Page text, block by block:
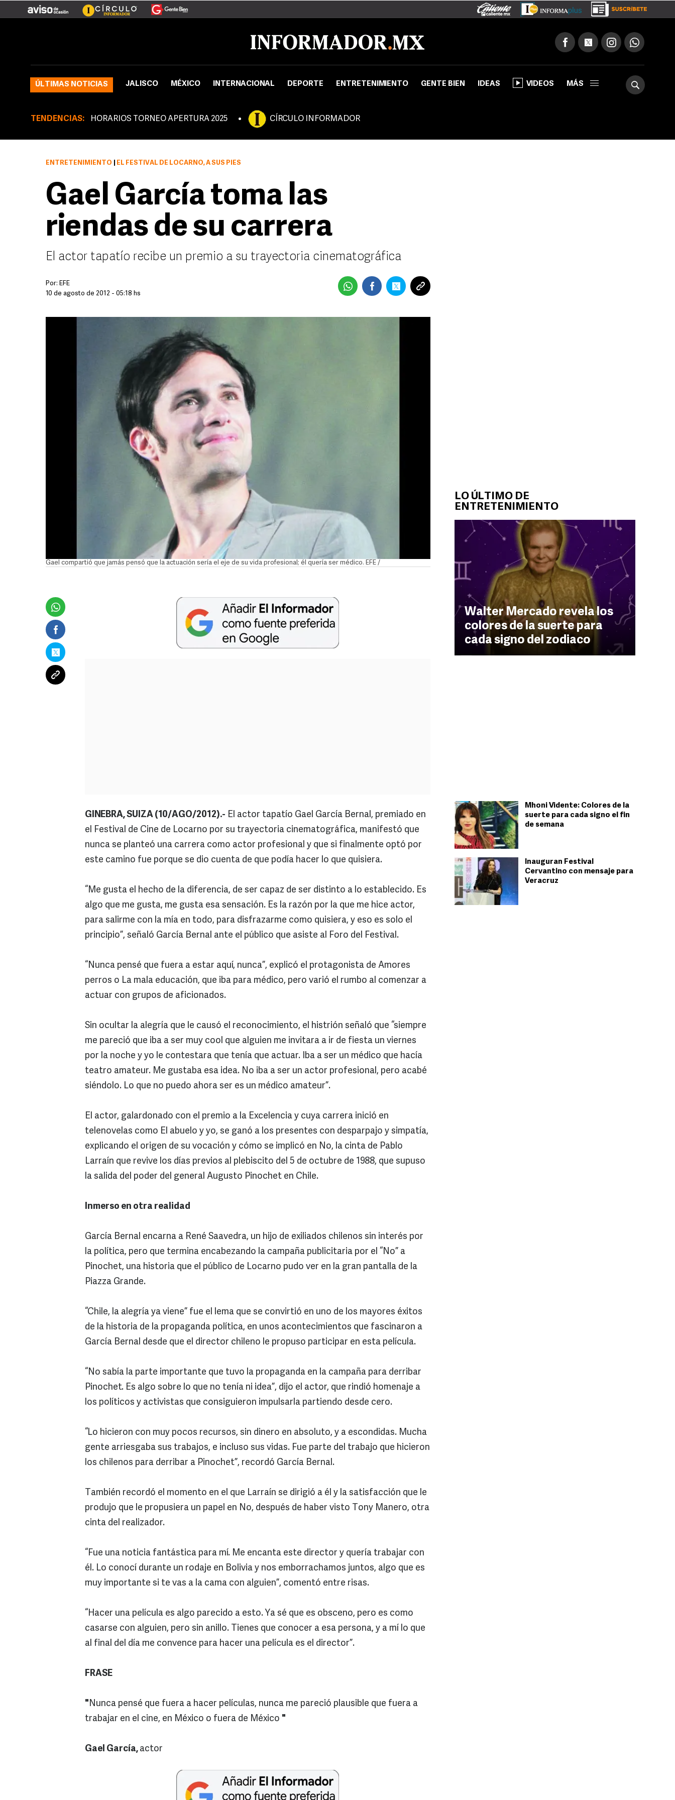
ÚLTIMAS NOTICIAS JALISCO MÉXICO INTERNACIONAL DEPORTE ENTRETENIMIENTO GENTE BIEN IDEAS VIDEOS MÁS
TENDENCIAS: HORARIOS TORNEO APERTURA 2025 CÍRCULO INFORMADOR
LO ÚLTIMO DE
ENTRETENIMIENTO
Walter Mercado revela los
colores de la suerte para
cada signo del zodiaco
Mhoni Vidente: Colores de la
suerte para cada signo el fin
de semana
Inauguran Festival
Cervantino con mensaje para
Veracruz
ENTRETENIMIENTO EL FESTIVAL DE LOCARNO, A SUS PIES
Gael García toma las
riendas de su carrera
El actor tapatío recibe un premio a su trayectoria cinematográfica
Por: EFE
10 de agosto de 2012 - 05:18 hs
Gael compartió que jamás pensó que la actuación sería el eje de su vida profesional; él quería ser médico. EFE /
GINEBRA, SUIZA (10/AGO/2012).- El actor tapatío Gael García Bernal, premiado en
el Festival de Cine de Locarno por su trayectoria cinematográfica, manifestó que
nunca se planteó una carrera como actor profesional y que si finalmente optó por
este camino fue porque se dio cuenta de que podía hacer lo que quisiera.
“Me gusta el hecho de la diferencia, de ser capaz de ser distinto a lo establecido. Es
algo que me gusta, me gusta esa sensación. Es la razón por la que me hice actor,
para salirme con la mía en todo, para disfrazarme como quisiera, y eso es solo el
principio”, señaló García Bernal ante el público que asiste al Foro del Festival.
“Nunca pensé que fuera a estar aquí, nunca”, explicó el protagonista de Amores
perros o La mala educación, que iba para médico, pero varió el rumbo al comenzar a
actuar con grupos de aficionados.
Sin ocultar la alegría que le causó el reconocimiento, el histrión señaló que “siempre
me pareció que iba a ser muy cool que alguien me invitara a ir de fiesta un viernes
por la noche y yo le contestara que tenía que actuar. Iba a ser un médico que hacía
teatro amateur. Me gustaba esa idea. No iba a ser un actor profesional, pero acabé
siéndolo. Lo que no puedo ahora ser es un médico amateur”.
El actor, galardonado con el premio a la Excelencia y cuya carrera inició en
telenovelas como El abuelo y yo, se ganó a los presentes con desparpajo y simpatía,
explicando el origen de su vocación y cómo se implicó en No, la cinta de Pablo
Larraín que revive los días previos al plebiscito del 5 de octubre de 1988, que supuso
la salida del poder del general Augusto Pinochet en Chile.
Inmerso en otra realidad
García Bernal encarna a René Saavedra, un hijo de exiliados chilenos sin interés por
la política, pero que termina encabezando la campaña publicitaria por el “No” a
Pinochet, una historia que el público de Locarno pudo ver en la gran pantalla de la
Piazza Grande.
“Chile, la alegría ya viene” fue el lema que se convirtió en uno de los mayores éxitos
de la historia de la propaganda política, en unos acontecimientos que fascinaron a
García Bernal desde que el director chileno le propuso participar en esta película.
“No sabía la parte importante que tuvo la propaganda en la campaña para derribar
Pinochet. Es algo sobre lo que no tenía ni idea”, dijo el actor, que rindió homenaje a
los políticos y activistas que consiguieron impulsarla partiendo desde cero.
“Lo hicieron con muy pocos recursos, sin dinero en absoluto, y a escondidas. Mucha
gente arriesgaba sus trabajos, e incluso sus vidas. Fue parte del trabajo que hicieron
los chilenos para derribar a Pinochet”, recordó García Bernal.
También recordó el momento en el que Larraín se dirigió a él y la satisfacción que le
produjo que le propusiera un papel en No, después de haber visto Tony Manero, otra
cinta del realizador.
“Fue una noticia fantástica para mí. Me encanta este director y quería trabajar con
él. Lo conocí durante un rodaje en Bolivia y nos emborrachamos juntos, algo que es
muy importante si te vas a la cama con alguien”, comentó entre risas.
“Hacer una película es algo parecido a esto. Ya sé que es obsceno, pero es como
casarse con alguien, pero sin anillo. Tienes que conocer a esa persona, y a mí lo que
al final del día me convence para hacer una película es el director”.
FRASE
"Nunca pensé que fuera a hacer películas, nunca me pareció plausible que fuera a
trabajar en el cine, en México o fuera de México "
Gael García, actor